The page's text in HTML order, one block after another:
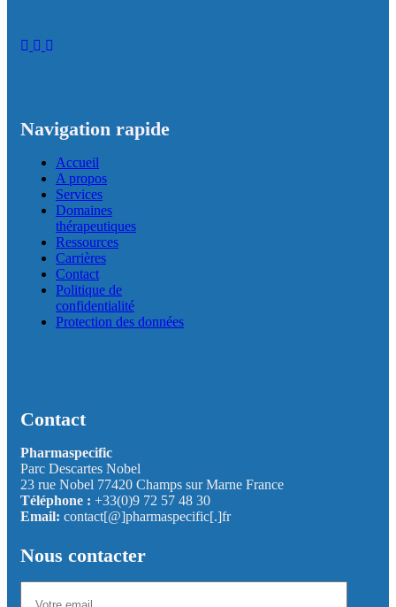
Navigation rapide
Accueil
A propos
Services
Domaines
thérapeutiques
Ressources
Carrières
Contact
Politique de
confidentialité
Protection des données
Contact
Pharmaspecific
Parc Descartes Nobel
23 rue Nobel 77420 Champs sur Marne France
Téléphone : +33(0)9 72 57 48 30
Email: contact[@]pharmaspecific[.]fr
Nous contacter